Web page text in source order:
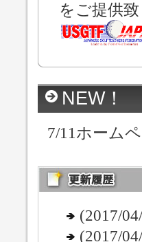
をご提供致
NEW！
7/11ホーム
(2017/
(2017/